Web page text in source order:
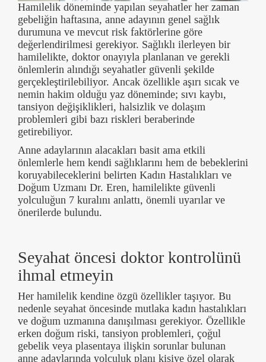
Hamilelik döneminde yapılan seyahatler her zaman
gebeliğin haftasına, anne adayının genel sağlık
durumuna ve mevcut risk faktörlerine göre
değerlendirilmesi gerekiyor. Sağlıklı ilerleyen bir
hamilelikte, doktor onayıyla planlanan ve gerekli
önlemlerin alındığı seyahatler güvenli şekilde
gerçekleştirilebiliyor. Ancak özellikle aşırı sıcak ve
nemin hakim olduğu yaz döneminde; sıvı kaybı,
tansiyon değişiklikleri, halsizlik ve dolaşım
problemleri gibi bazı riskleri beraberinde
getirebiliyor.
Anne adaylarının alacakları basit ama etkili
önlemlerle hem kendi sağlıklarını hem de bebeklerini
koruyabileceklerini belirten Kadın Hastalıkları ve
Doğum Uzmanı Dr. Eren, hamilelikte güvenli
yolculuğun 7 kuralını anlattı, önemli uyarılar ve
önerilerde bulundu.
Seyahat öncesi doktor kontrolünü
ihmal etmeyin
Her hamilelik kendine özgü özellikler taşıyor. Bu
nedenle seyahat öncesinde mutlaka kadın hastalıkları
ve doğum uzmanına danışılması gerekiyor. Özellikle
erken doğum riski, tansiyon problemleri, çoğul
gebelik veya plasentaya ilişkin sorunlar bulunan
anne adaylarında yolculuk planı kişiye özel olarak